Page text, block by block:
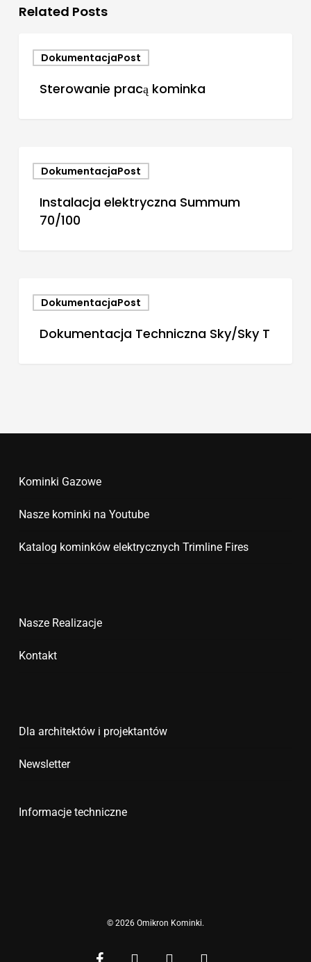
Related Posts
DokumentacjaPost
Sterowanie pracą kominka
DokumentacjaPost
Instalacja elektryczna Summum
70/100
DokumentacjaPost
Dokumentacja Techniczna Sky/Sky T
Kominki Gazowe
Nasze kominki na Youtube
Katalog kominków elektrycznych Trimline Fires
Nasze Realizacje
Kontakt
Dla architektów i projektantów
Newsletter
Informacje techniczne
© 2026 Omikron Kominki.
facebook youtube google- instagram